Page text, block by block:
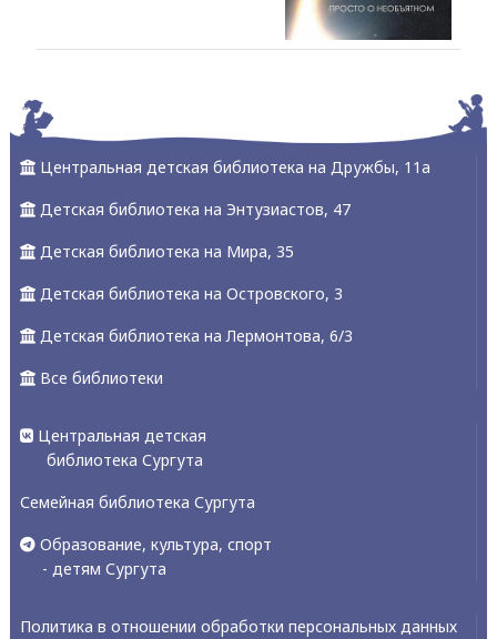
Центральная детская библиотека на Дружбы, 11а
Детская библиотека на Энтузиастов, 47
Детская библиотека на Мира, 35
Детская библиотека на Островского, 3
Детская библиотека на Лермонтова, 6/3
Все библиотеки
Центральная детская
библиотека Сургута
Семейная библиотека Сургута
Образование, культура, спорт
- детям Сургута
Политика в отношении обработки персональных данных